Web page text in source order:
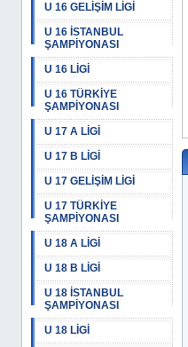
U 16 GELİŞİM LİGİ
U 16 İSTANBUL
ŞAMPİYONASI
U 16 LİGİ
U 16 TÜRKİYE
ŞAMPİYONASI
U 17 A LİGİ
U 17 B LİGİ
U 17 GELİŞİM LİGİ
U 17 TÜRKİYE
ŞAMPİYONASI
U 18 A LİGİ
U 18 B LİGİ
U 18 İSTANBUL
ŞAMPİYONASI
U 18 LİGİ